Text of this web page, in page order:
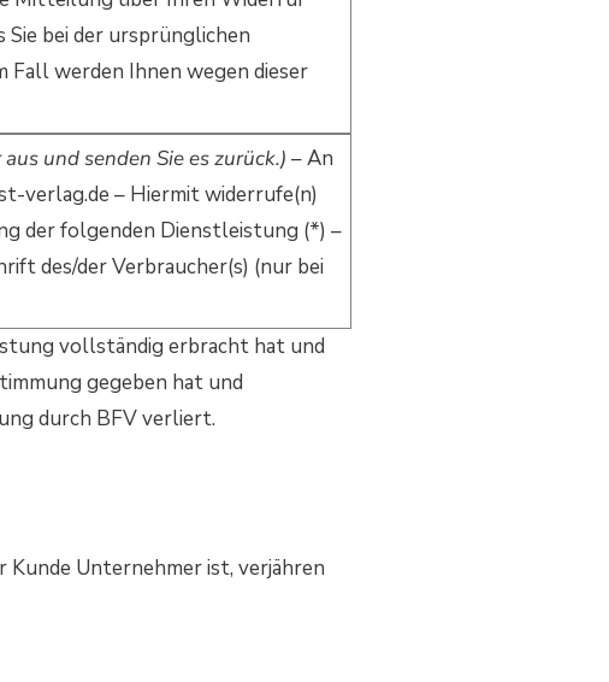
Sie bei der ursprünglichen
Fall werden Ihnen wegen dieser
und senden Sie es zurück.) – An
verlag.de – Hiermit widerrufe(n)
der folgenden Dienstleistung (*) –
des/der Verbraucher(s) (nur bei
vollständig erbracht hat und
gegeben hat und
durch BFV verliert.
Kunde Unternehmer ist, verjähren